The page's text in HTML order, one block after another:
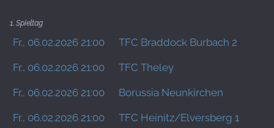
1. Spieltag
Fr., 06.02.2026 21:00 TFC Braddock Burbach 2
Fr., 06.02.2026 21:00 TFC Theley
Fr., 06.02.2026 21:00 Borussia Neunkirchen
Fr., 06.02.2026 21:00 TFC Heinitz/Elversberg 1